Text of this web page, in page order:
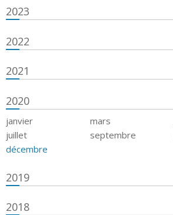
2023
2022
2021
2020
janvier mars
juillet
septembre
décembre
2019
2018